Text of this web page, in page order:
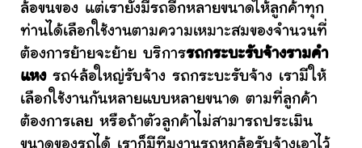
ล้อขนของ แต่เรายังมีรถอีกหลายขนาดให้ลูกค้าทุก
ท่านได้เลือกใช้งานตามความเหมาะสมของจำนวนที่
ต้องการย้ายจะย้าย บริการรถกระบะรับจ้างรามคํา
แหงรถ4ล้อใหญ่รับจ้าง รถกระบะรับจ้าง เรามีให้
เลือกใช้งานกันหลายแบบหลายขนาด ตามที่ลูกค้า
ต้องการเลย หรือถ้าตัวลูกค้าไม่สามารถประเมิน